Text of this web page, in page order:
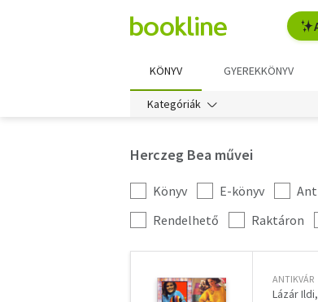
KÖNYV GYEREKKÖNYV
Kategóriák
Herczeg Bea művei
Kategória
szűrés
Könyv E-könyv
További
szűrők
Rendelhető Raktáron
ANTIKVÁR
Lázár Ildi